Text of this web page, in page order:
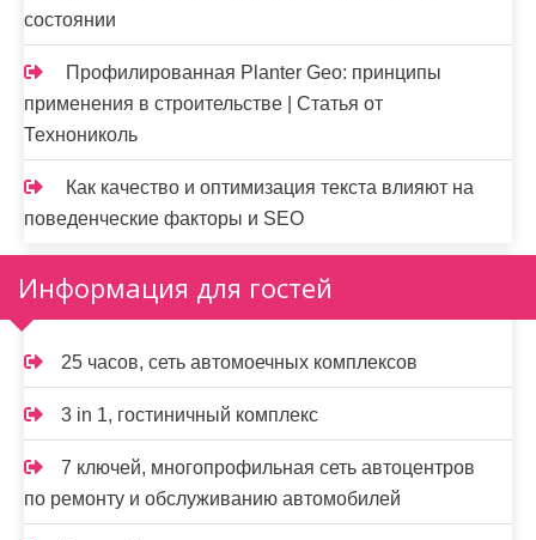
состоянии
Профилированная Planter Geo: принципы
применения в строительстве | Статья от
Технониколь
Как качество и оптимизация текста влияют на
поведенческие факторы и SEO
Информация для гостей
25 часов, сеть автомоечных комплексов
3 in 1, гостиничный комплекс
7 ключей, многопрофильная сеть автоцентров
по ремонту и обслуживанию автомобилей